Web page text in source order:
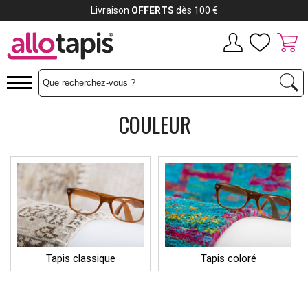
COULEUR
Tapis classique Tapis coloré